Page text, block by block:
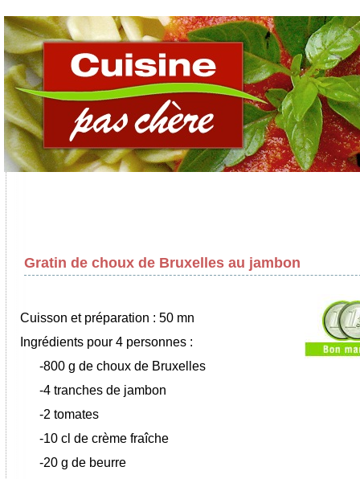
Gratin de choux de Bruxelles au jambon
Cuisson et préparation : 50 mn
Ingrédients pour 4 personnes :
-800 g de choux de Bruxelles
-4 tranches de jambon
-2 tomates
-10 cl de crème fraîche
-20 g de beurre